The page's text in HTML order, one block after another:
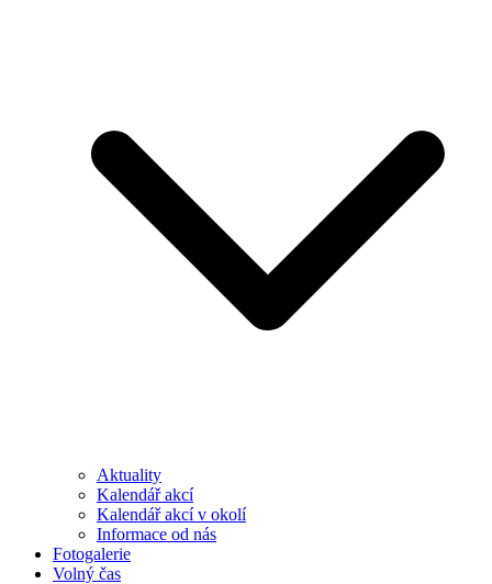
Aktuality
Kalendář akcí
Kalendář akcí v okolí
Informace od nás
Fotogalerie
Volný čas